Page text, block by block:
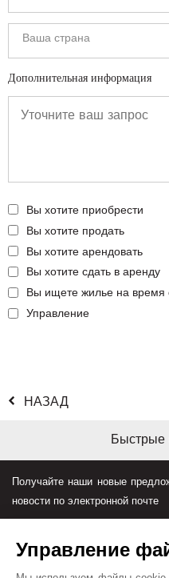
Дополнительная информация
Вы хотите приобрести
Вы хотите продать
Вы хотите арендовать
Вы хотите сдать в аренду
Вы ищете жилье на время
Управление
НАЗАД
Быстрые
Получайте наши новые
новости по электронной почте
Управление